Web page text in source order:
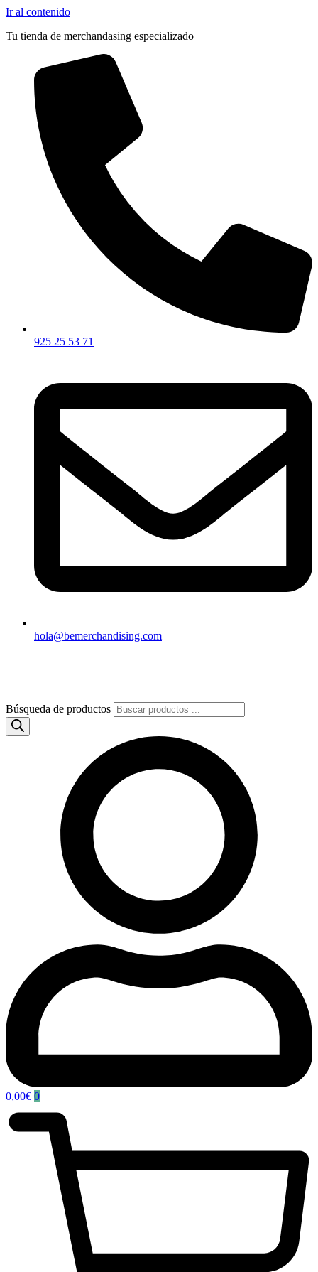
Ir al contenido
Tu tienda de merchandasing especializado
925 25 53 71
hola@bemerchandising.com
Búsqueda de productos
0,00€ 0